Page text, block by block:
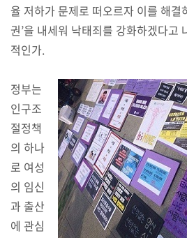
율 저하가 문제로 떠오르자 이를 해결
권’을 내세워 낙태죄를 강화하겠다고
적인가.
정부는
인구조
절정책
의 하나
로 여성
의 임신
과 출산
에 관심